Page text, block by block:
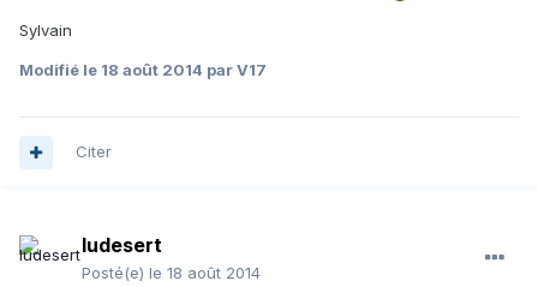
Sylvain
Modifié le 18 août 2014 par V17
Citer
ludesert
Posté(e) le 18 août 2014